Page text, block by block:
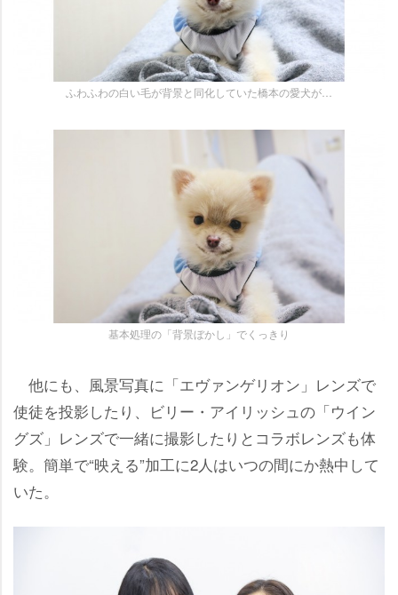
ふわふわの白い毛が背景と同化していた橋本の愛犬が…
基本処理の「背景ぼかし」でくっきり
他にも、風景写真に「エヴァンゲリオン」レンズで
使徒を投影したり、ビリー・アイリッシュの「ウイン
グズ」レンズで一緒に撮影したりとコラボレンズも体
験。簡単で“映える”加工に2人はいつの間にか熱中して
いた。